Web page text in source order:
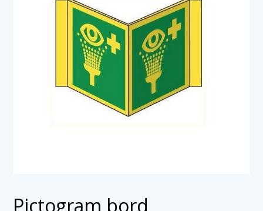
Pictogram bord